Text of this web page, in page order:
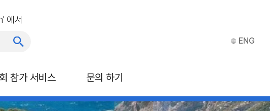
에서
참가 서비스 문의 하기
ENG